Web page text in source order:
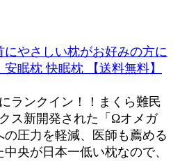
にやさしい枕がお好みの方に
眠枕 快眠枕 【送料無料】
ランクイン！！まくら難民
ス新開発された「Ωオメガ
圧力を軽減、医師も薦める
央が日本一低い枕なので、